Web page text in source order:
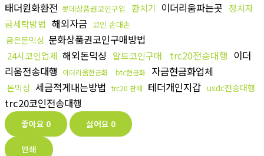
태더원화환전 롯데상품권코인구입 환치기 이더리움파는곳 정치자
금세탁방법 해외자금 코인 손대손
금은돈믹싱 문화상품권코인구매방법
24시코인업체 해외돈믹싱 알트코인구매 trc20전송대행 이더
리움전송대행
이더리움현금화 btc현금화 자금현금화업체
돈믹싱 세금적게내는방법 trc20 판매 테더개인지갑 usdc전송대행
trc20코인전송대행
좋아요 0 싫어요 0
인쇄